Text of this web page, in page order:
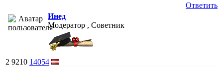
Ответить
Инед
Модератор , Советник
2 9210 14054